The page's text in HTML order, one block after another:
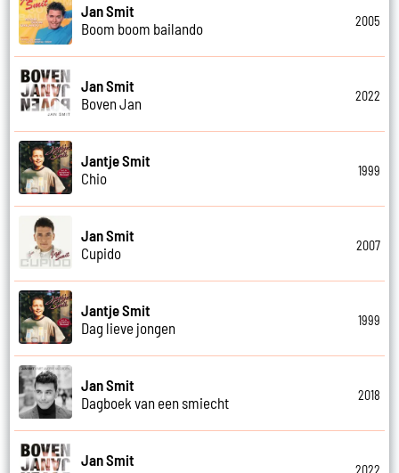
Jan Smit
Boom boom bailando
2005
Jan Smit
Boven Jan
2022
Jantje Smit
Chio
1999
Jan Smit
Cupido
2007
Jantje Smit
Dag lieve jongen
1999
Jan Smit
Dagboek van een smiecht
2018
Jan Smit
2022